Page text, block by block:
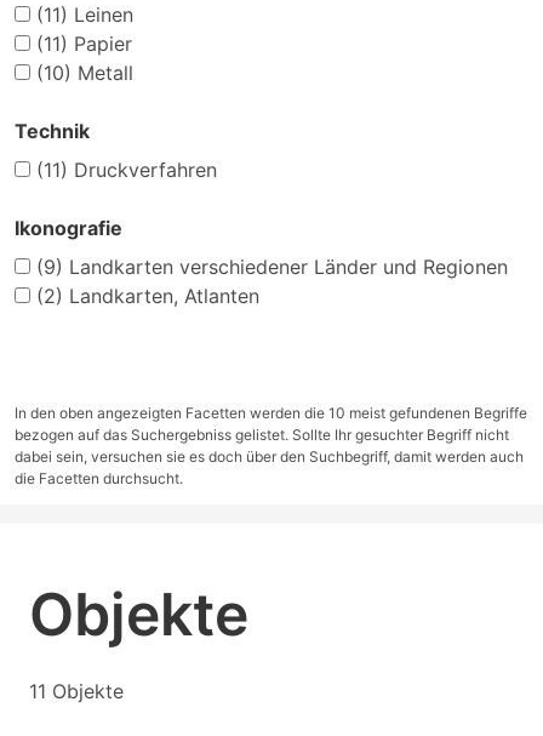
(11) Leinen
(11) Papier
(10) Metall
Technik
(11) Druckverfahren
Ikonografie
(9) Landkarten verschiedener Länder und Regionen
(2) Landkarten, Atlanten
In den oben angezeigten Facetten werden die 10 meist gefundenen Begriffe
bezogen auf das Suchergebniss gelistet. Sollte Ihr gesuchter Begriff nicht
dabei sein, versuchen sie es doch über den Suchbegriff, damit werden auch
die Facetten durchsucht.
Objekte
11 Objekte